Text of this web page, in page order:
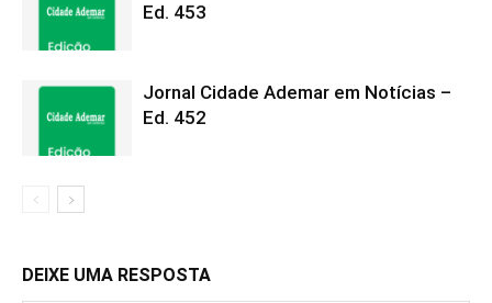
Ed. 453
Jornal Cidade Ademar em Notícias –
Ed. 452
DEIXE UMA RESPOSTA